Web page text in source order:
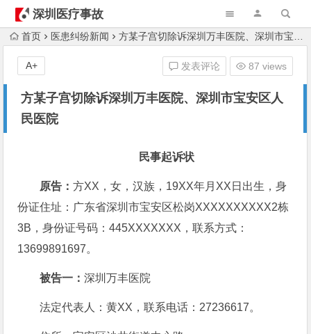
深圳医疗事故
律师
首页 医患纠纷新闻 方某子宫切除诉深圳万丰医院、深圳市宝安区人民医院
方某子宫切除诉深圳万丰医院、深圳市宝安区人
民医院
发表评论 87 views
A+
民事起诉状
原告：方XX，女，汉族，19XX年月XX日出生，身
份证住址：广东省深圳市宝安区松岗XXXXXXXXXX2栋
3B，身份证号码：445XXXXXXX，联系方式：
13699891697。
被告一：深圳万丰医院
法定代表人：黄XX，联系电话：27236617。